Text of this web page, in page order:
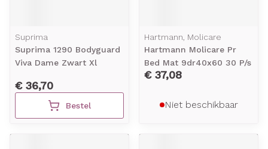
Suprima
Suprima 1290 Bodyguard
Viva Dame Zwart Xl
€ 36,70
Bestel
Hartmann, Molicare
Hartmann Molicare Pr
Bed Mat 9dr40x60 30 P/s
€ 37,08
Niet beschikbaar